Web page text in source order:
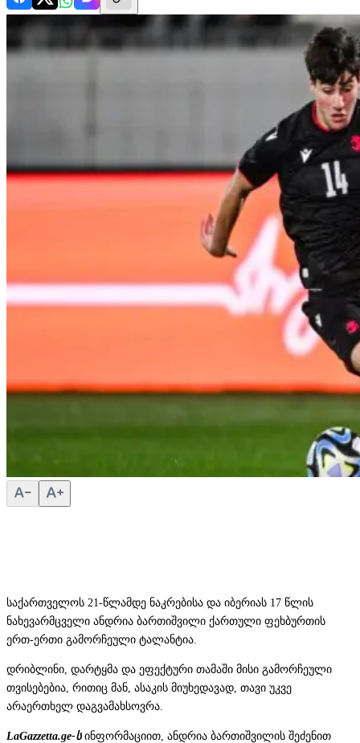
საქართველოს 21-წლამდე ნაკრებისა და იბერიას 17 წლის
ნახევარმცველი ანდრია ბართიშვილი ქართული ფეხბურთის
ერთ-ერთი გამორჩეული ტალანტია.
დრიბლინი, დარტყმა და ეფექტური თამაში მისი გამორჩეული
თვისებებია, რითიც მან, ასაკის მიუხედავად, თავი უკვე
არაერთხელ დაგვამახსოვრა.
LaGazzetta.ge-სინფორმაციით, ანდრია ბართიშვილის შეძენით